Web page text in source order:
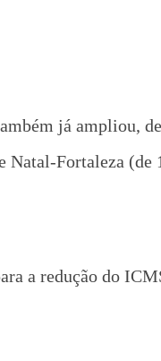
já ampliou,
Natal-Fortaleza (de
a redução do